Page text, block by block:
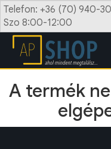
Telefon: +36 (70) 940-
Szo 8:00-12:00
A termék